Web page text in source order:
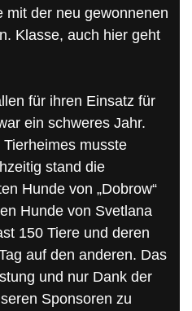
mit der neu gewonnenen
Klasse, auch hier geht
für ihren Einsatz für
ein schweres Jahr.
musste
stand die
Hunde von „Dobrow“
Hunde von Svetlana
150 Tiere und deren
auf den anderen. Das
und nur Dank der
Sponsoren zu